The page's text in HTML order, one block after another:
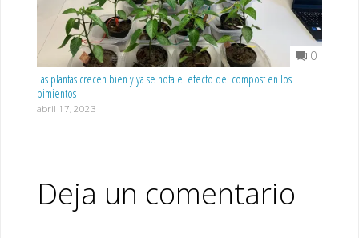
0
Las plantas crecen bien y ya se nota el efecto del compost en los
pimientos
abril 17, 2023
Deja un comentario